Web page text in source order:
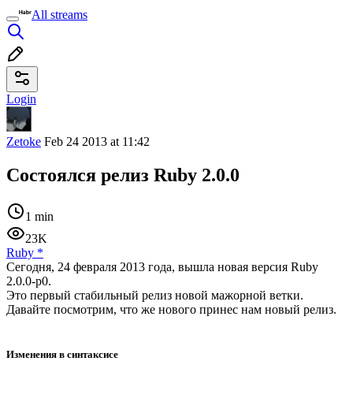
All streams
Login
Zetoke Feb 24 2013 at 11:42
Состоялся релиз Ruby 2.0.0
1 min
23K
Ruby *
Сегодня, 24 февраля 2013 года, вышла новая версия Ruby
2.0.0-p0.
Это первый стабильный релиз новой мажорной ветки.
Давайте посмотрим, что же нового принес нам новый релиз.
Изменения в синтаксисе